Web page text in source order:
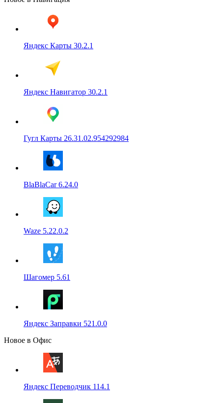
Яндекс Карты 30.2.1
Яндекс Навигатор 30.2.1
Гугл Карты 26.31.02.954292984
BlaBlaCar 6.24.0
Waze 5.22.0.2
Шагомер 5.61
Яндекс Заправки 521.0.0
Новое в Офис
Яндекс Переводчик 114.1